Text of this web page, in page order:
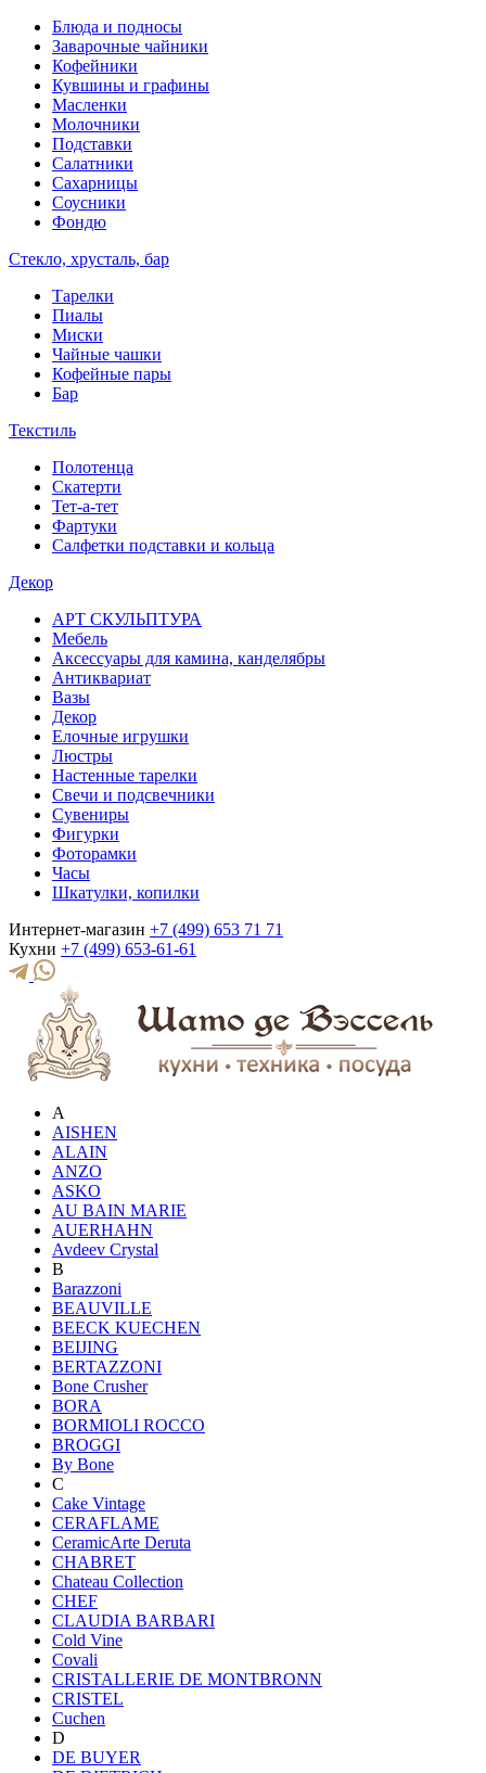
Блюда и подносы
Заварочные чайники
Кофейники
Кувшины и графины
Масленки
Молочники
Подставки
Салатники
Сахарницы
Соусники
Фондю
Стекло, хрусталь, бар
Тарелки
Пиалы
Миски
Чайные чашки
Кофейные пары
Бар
Текстиль
Полотенца
Скатерти
Тет-а-тет
Фартуки
Салфетки подставки и кольца
Декор
АРТ СКУЛЬПТУРА
Мебель
Аксессуары для камина, канделябры
Антиквариат
Вазы
Декор
Елочные игрушки
Люстры
Настенные тарелки
Свечи и подсвечники
Сувениры
Фигурки
Фоторамки
Часы
Шкатулки, копилки
Интернет-магазин +7 (499) 653 71 71
Кухни +7 (499) 653-61-61
A
AISHEN
ALAIN
ANZO
ASKO
AU BAIN MARIE
AUERHAHN
Avdeev Crystal
B
Barazzoni
BEAUVILLE
BEECK KUECHEN
BEIJING
BERTAZZONI
Bone Crusher
BORA
BORMIOLI ROCCO
BROGGI
By Bone
C
Cake Vintage
CERAFLAME
CeramicArte Deruta
CHABRET
Chateau Collection
CHEF
CLAUDIA BARBARI
Cold Vine
Covali
CRISTALLERIE DE MONTBRONN
CRISTEL
Cuchen
D
DE BUYER